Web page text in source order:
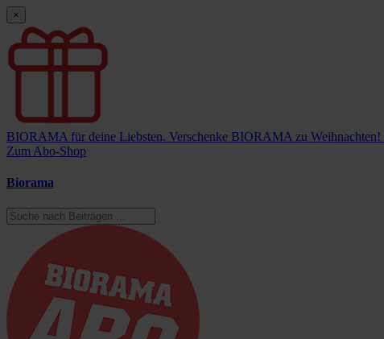
×
BIORAMA für deine Liebsten. Verschenke BIORAMA zu Weihnachten!
Zum Abo-Shop
Biorama